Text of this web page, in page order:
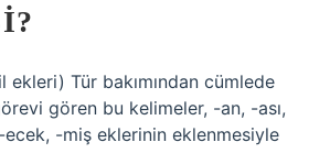
ekleri) Tür bakımından cümlede
gören bu kelimeler, -an, -ası,
-miş eklerinin eklenmesiyle